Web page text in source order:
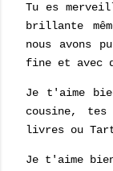
Tu es
brillante
nous avons
fine et avec
Je t'aime
cousine,
livres ou
Je t'aime